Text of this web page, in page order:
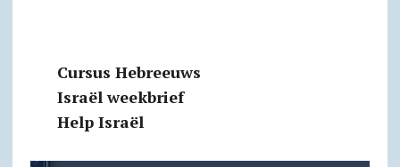
Cursus Hebreeuws
Israël weekbrief
Help Israël